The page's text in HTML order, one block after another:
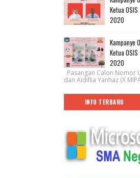
Ketua
2020
Kampanye
Ketua
2020
Pasangan Calon Nomor
dan Aidillia Yanhaz (X
INFO TERBARU